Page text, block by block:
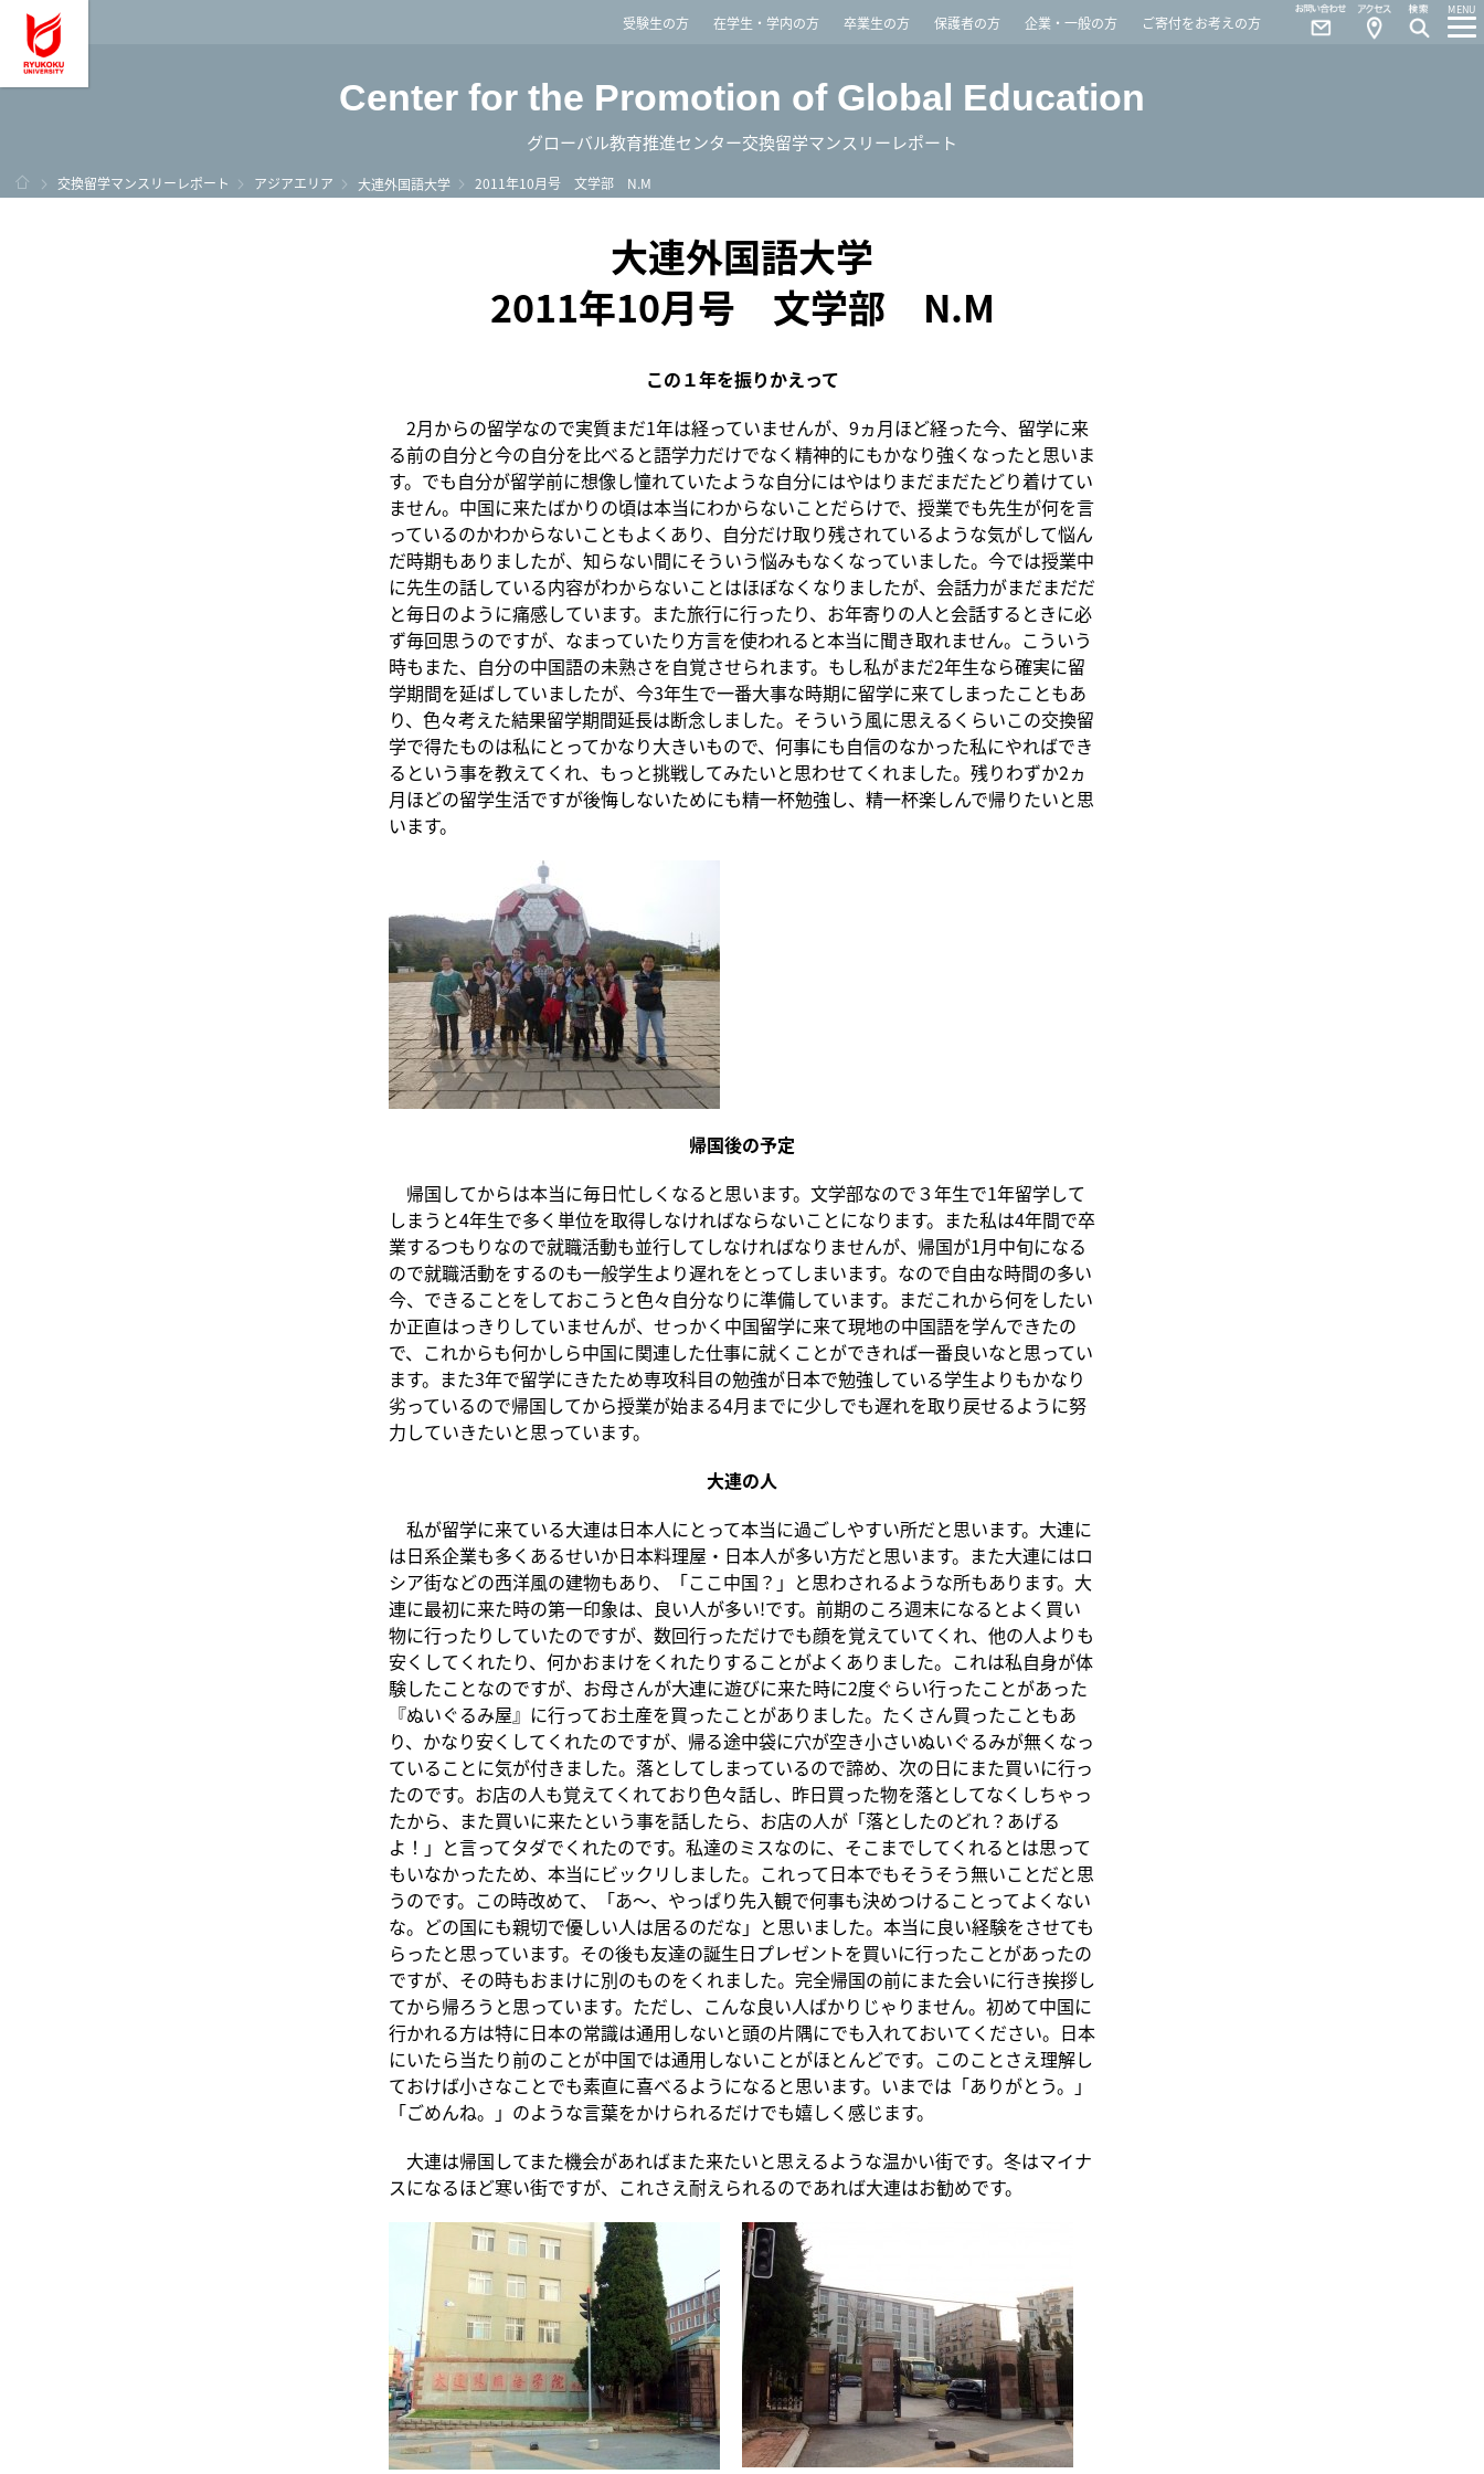
龍谷大学 You, Unlimited受験生の方 在学生・学内の方 卒業生の方 保護者の方 企業・一般の方 ご寄付をお考えの方
MENU
Access
Contact
Center for the Promotion of Global Education
グローバル教育推進センター交換留学マンスリーレポート
ホーム
交換留学マンスリーレポート アジアエリア 大連外国語大学 2011年10月号 文学部 N.M
大連外国語大学
2011年10月号 文学部 N.M
この１年を振りかえって
2月からの留学なので実質まだ1年は経っていませんが、9ヵ月ほど経った今、留学に来
る前の自分と今の自分を比べると語学力だけでなく精神的にもかなり強くなったと思いま
す。でも自分が留学前に想像し憧れていたような自分にはやはりまだまだたどり着けてい
ません。中国に来たばかりの頃は本当にわからないことだらけで、授業でも先生が何を言
っているのかわからないこともよくあり、自分だけ取り残されているような気がして悩ん
だ時期もありましたが、知らない間にそういう悩みもなくなっていました。今では授業中
に先生の話している内容がわからないことはほぼなくなりましたが、会話力がまだまだだ
と毎日のように痛感しています。また旅行に行ったり、お年寄りの人と会話するときに必
ず毎回思うのですが、なまっていたり方言を使われると本当に聞き取れません。こういう
時もまた、自分の中国語の未熟さを自覚させられます。もし私がまだ2年生なら確実に留
学期間を延ばしていましたが、今3年生で一番大事な時期に留学に来てしまったこともあ
り、色々考えた結果留学期間延長は断念しました。そういう風に思えるくらいこの交換留
学で得たものは私にとってかなり大きいもので、何事にも自信のなかった私にやればでき
るという事を教えてくれ、もっと挑戦してみたいと思わせてくれました。残りわずか2ヵ
月ほどの留学生活ですが後悔しないためにも精一杯勉強し、精一杯楽しんで帰りたいと思
います。
帰国後の予定
帰国してからは本当に毎日忙しくなると思います。文学部なので３年生で1年留学して
しまうと4年生で多く単位を取得しなければならないことになります。また私は4年間で卒
業するつもりなので就職活動も並行してしなければなりませんが、帰国が1月中旬になる
ので就職活動をするのも一般学生より遅れをとってしまいます。なので自由な時間の多い
今、できることをしておこうと色々自分なりに準備しています。まだこれから何をしたい
か正直はっきりしていませんが、せっかく中国留学に来て現地の中国語を学んできたの
で、これからも何かしら中国に関連した仕事に就くことができれば一番良いなと思ってい
ます。また3年で留学にきたため専攻科目の勉強が日本で勉強している学生よりもかなり
劣っているので帰国してから授業が始まる4月までに少しでも遅れを取り戻せるように努
力していきたいと思っています。
大連の人
私が留学に来ている大連は日本人にとって本当に過ごしやすい所だと思います。大連に
は日系企業も多くあるせいか日本料理屋・日本人が多い方だと思います。また大連にはロ
シア街などの西洋風の建物もあり、「ここ中国？」と思わされるような所もあります。大
連に最初に来た時の第一印象は、良い人が多い!です。前期のころ週末になるとよく買い
物に行ったりしていたのですが、数回行っただけでも顔を覚えていてくれ、他の人よりも
安くしてくれたり、何かおまけをくれたりすることがよくありました。これは私自身が体
験したことなのですが、お母さんが大連に遊びに来た時に2度ぐらい行ったことがあった
『ぬいぐるみ屋』に行ってお土産を買ったことがありました。たくさん買ったこともあ
り、かなり安くしてくれたのですが、帰る途中袋に穴が空き小さいぬいぐるみが無くなっ
ていることに気が付きました。落としてしまっているので諦め、次の日にまた買いに行っ
たのです。お店の人も覚えてくれており色々話し、昨日買った物を落としてなくしちゃっ
たから、また買いに来たという事を話したら、お店の人が「落としたのどれ？あげる
よ！」と言ってタダでくれたのです。私達のミスなのに、そこまでしてくれるとは思って
もいなかったため、本当にビックリしました。これって日本でもそうそう無いことだと思
うのです。この時改めて、「あ～、やっぱり先入観で何事も決めつけることってよくない
な。どの国にも親切で優しい人は居るのだな」と思いました。本当に良い経験をさせても
らったと思っています。その後も友達の誕生日プレゼントを買いに行ったことがあったの
ですが、その時もおまけに別のものをくれました。完全帰国の前にまた会いに行き挨拶し
てから帰ろうと思っています。ただし、こんな良い人ばかりじゃりません。初めて中国に
行かれる方は特に日本の常識は通用しないと頭の片隅にでも入れておいてください。日本
にいたら当たり前のことが中国では通用しないことがほとんどです。このことさえ理解し
ておけば小さなことでも素直に喜べるようになると思います。いまでは「ありがとう。」
「ごめんね。」のような言葉をかけられるだけでも嬉しく感じます。
大連は帰国してまた機会があればまた来たいと思えるような温かい街です。冬はマイナ
スになるほど寒い街ですが、これさえ耐えられるのであれば大連はお勧めです。